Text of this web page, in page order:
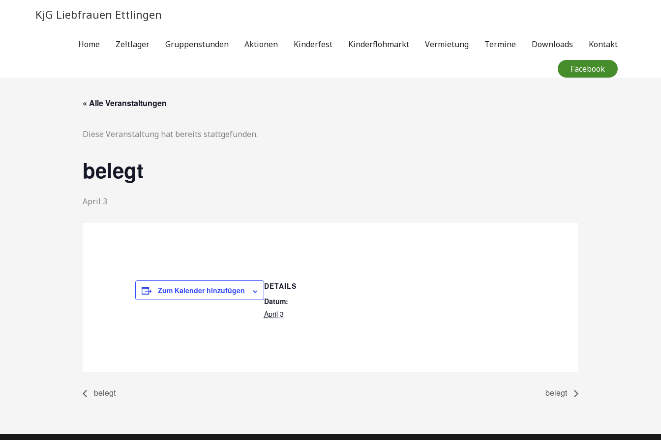
KjG Liebfrauen Ettlingen
Home Zeltlager Gruppenstunden Aktionen Kinderfest Kinderflohmarkt Vermietung Termine Downloads Kontakt
Facebook
« Alle Veranstaltungen
Diese Veranstaltung hat bereits stattgefunden.
belegt
April 3
Zum Kalender hinzufügen
DETAILS
Datum:
April 3
belegt belegt